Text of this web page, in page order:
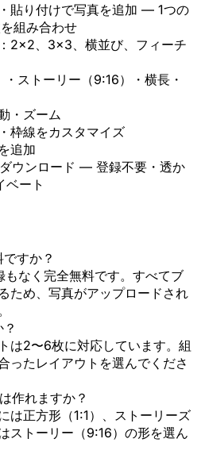
貼り付けで写真を追加 — 1つの
組み合わせ
2×2、3×3、横並び、フィーチ
ストーリー（9:16）・横長・
・ズーム
枠線をカスタマイズ
追加
ウンロード — 登録不要・透か
ベート
すか？
なく完全無料です。すべてブ
ため、写真がアップロードされ
は2〜6枚に対応しています。組
ったレイアウトを選んでくださ
作れますか？
は正方形（1:1）、ストーリーズ
ストーリー（9:16）の形を選ん